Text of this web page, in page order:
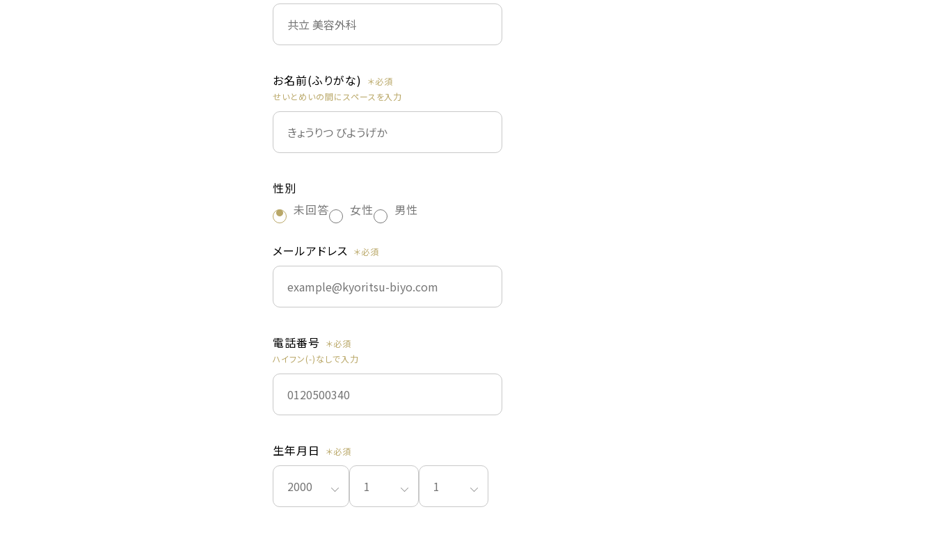
お名前(ふりがな)
せいとめいの間にスペースを入力
性別
未回答
女性 男性
メールアドレス
電話番号
ハイフン(-)なしで入力
生年月日